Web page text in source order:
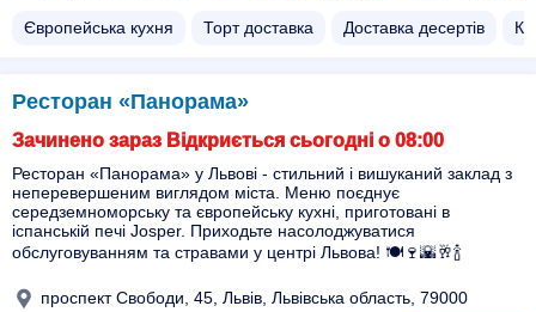
Європейська кухня Торт доставка Доставка десертів
Ресторан «Панорама»
Зачинено зараз Відкриється сьогодні о 08:00
Ресторан «Панорама» у Львові - стильний і вишуканий заклад з
неперевершеним виглядом міста. Меню поєднує
середземноморську та європейську кухні, приготовані в
іспанській печі Josper. Приходьте насолоджуватися
обслуговуванням та стравами у центрі Львова! 🍽🍷🌇🥂🍾
проспект Свободи, 45, Львів, Львівська область, 79000